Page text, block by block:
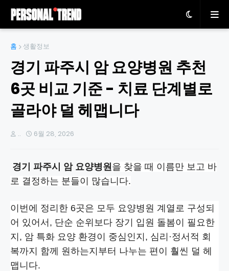
홈 생활정보
경기 파주시 암 요양병원 추천
6곳 비교 기준 - 치료 단계별로
골라야 덜 헤맵니다
.. 6월 28, 2026
경기 파주시 암 요양병원을 찾을 때 이름만 보고 바
로 결정하는 분들이 많습니다.
이번에 정리한 6곳은 모두 요양병원 계열로 구성되
어 있어서, 단순 순위보다 장기 입원 돌봄이 필요한
지, 암 특화 요양 환경이 중심인지, 심리·정서적 회
복까지 함께 원하는지부터 나누는 편이 훨씬 덜 헤
맵니다.